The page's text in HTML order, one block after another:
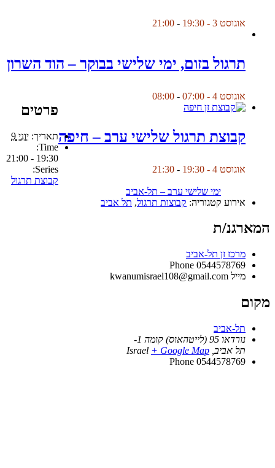
אוגוסט 3 - 19:30 -
21:00
תרגול בזום, ימי שלישי בבוקר – הוד השרון
אוגוסט 4 - 07:00 -
08:00
קבוצת תרגול שלישי ערב – חיפה
אוגוסט 4 - 19:30 -
21:30
פרטים
תאריך: יוני 9
Time:
19:30 - 21:00
Series:
קבוצת תרגול
ימי שלישי ערב – תל-אביב
אירוע קטגוריה: קבוצות תרגול, תל אביב
המארגנ/ת
מרכז זן תל-אביב
Phone 0544578769
מייל kwanumisrael108@gmail.com
מקום
תל-אביב
נורדאו 95 (לייטהאוס) קומה 1-
תל אביב
Israel + Google Map
Phone 0544578769